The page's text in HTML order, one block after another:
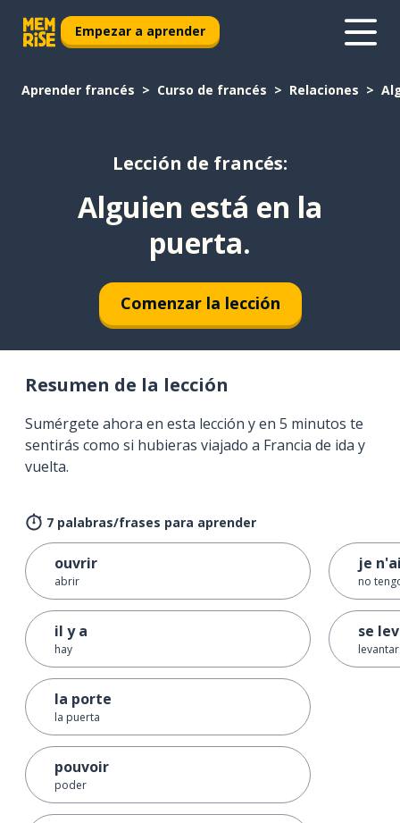
Empezar a aprender
Aprender francés Curso de francés Relaciones
Lección de francés:
Alguien está en la
puerta.
Comenzar la lección
Resumen de la lección
Sumérgete ahora en esta lección y en 5 minutos te
sentirás como si hubieras viajado a Francia de ida y
vuelta.
7 palabras/frases para aprender
ouvrir
abrir
il y a
hay
la porte
la puerta
pouvoir
poder
je
no
se